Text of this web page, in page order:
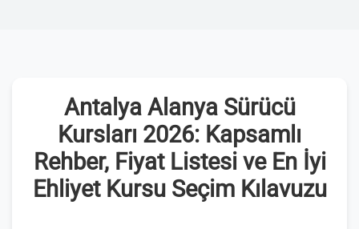
Antalya Alanya Sürücü
Kursları 2026: Kapsamlı
Rehber, Fiyat Listesi ve En İyi
Ehliyet Kursu Seçim Kılavuzu